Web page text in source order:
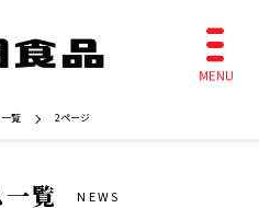
覧 2ページ
覧 NEWS